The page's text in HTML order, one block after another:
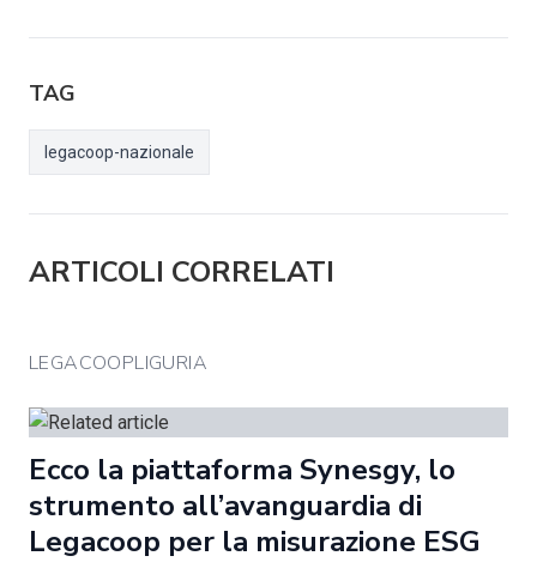
TAG
legacoop-nazionale
ARTICOLI CORRELATI
LEGACOOPLIGURIA
Ecco la piattaforma Synesgy, lo
strumento all’avanguardia di
Legacoop per la misurazione ESG